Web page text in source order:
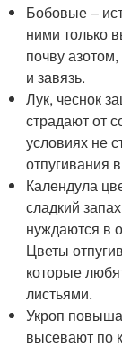
Бобовые –
ними только
почву
и завязь.
Лук, чеснок
страдают от
условиях не
отпугивания
Календула
сладкий
нуждаются в
Цветы
которые
листьями.
Укроп
высевают по